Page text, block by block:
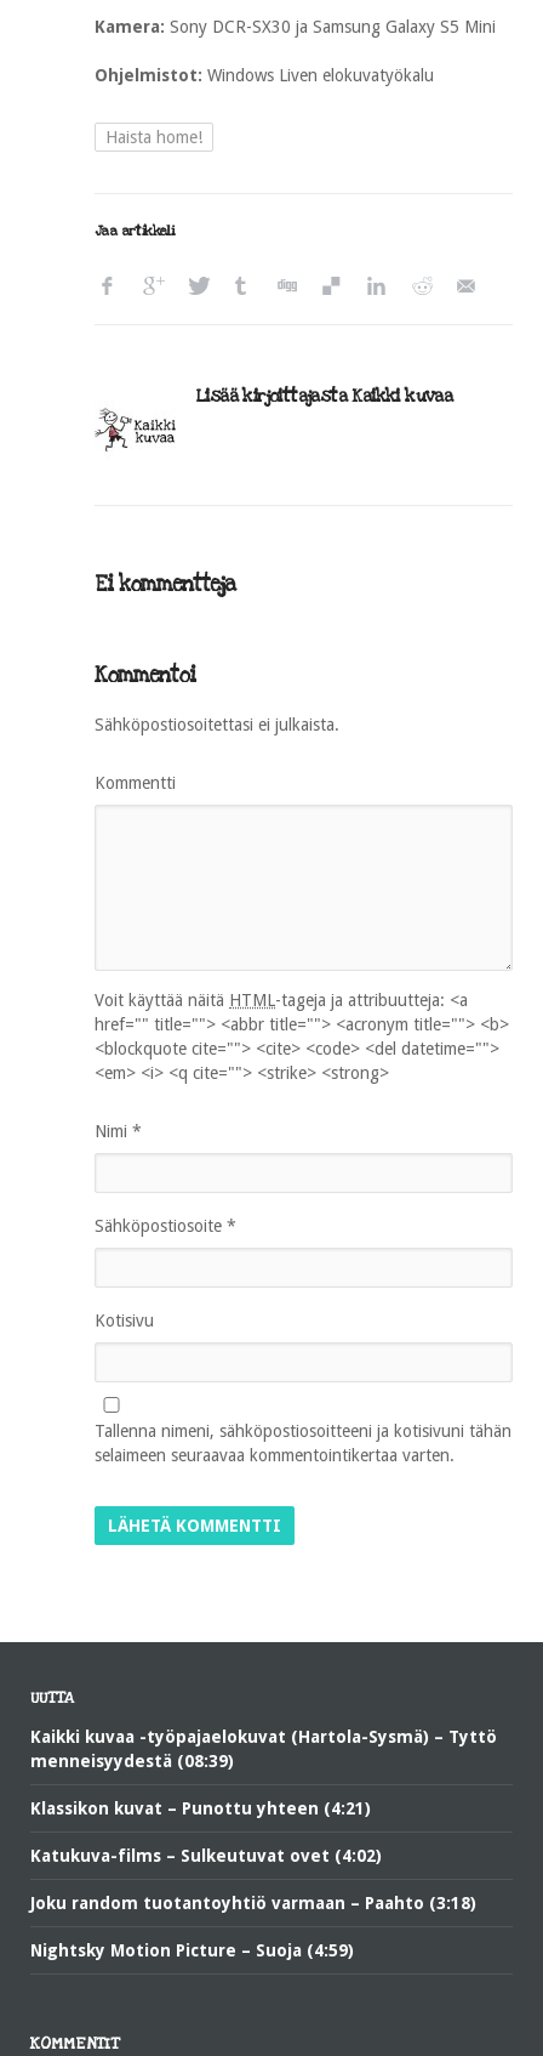
Kamera: Sony DCR-SX30 ja Samsung Galaxy S5 Mini
Ohjelmistot: Windows Liven elokuvatyökalu
Haista home!
Jaa artikkeli
Lisää kirjoittajasta Kaikki kuvaa
Ei kommentteja
Kommentoi
Sähköpostiosoitettasi ei julkaista.
Kommentti
Voit käyttää näitä HTML-tageja ja attribuutteja: <a
href="" title=""> <abbr title=""> <acronym title=""> <b>
<blockquote cite=""> <cite> <code> <del datetime="">
<em> <i> <q cite=""> <strike> <strong>
Nimi *
Sähköpostiosoite *
Kotisivu
Tallenna nimeni, sähköpostiosoitteeni ja kotisivuni tähän
selaimeen seuraavaa kommentointikertaa varten.
UUTTA
Kaikki kuvaa -työpajaelokuvat (Hartola-Sysmä) – Tyttö
menneisyydestä (08:39)
Klassikon kuvat – Punottu yhteen (4:21)
Katukuva-films – Sulkeutuvat ovet (4:02)
Joku random tuotantoyhtiö varmaan – Paahto (3:18)
Nightsky Motion Picture – Suoja (4:59)
KOMMENTIT